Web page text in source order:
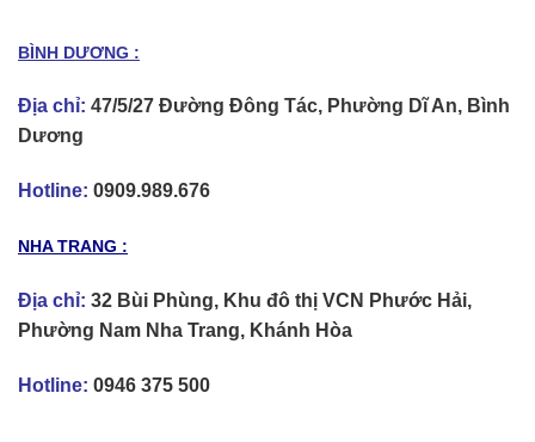
BÌNH DƯƠNG :
Địa chỉ: 47/5/27 Đường Đông Tác, Phường Dĩ An, Bình
Dương
Hotline: 0909.989.676
NHA TRANG :
Địa chỉ: 32 Bùi Phùng, Khu đô thị VCN Phước Hải,
Phường Nam Nha Trang, Khánh Hòa
Hotline: 0946 375 500